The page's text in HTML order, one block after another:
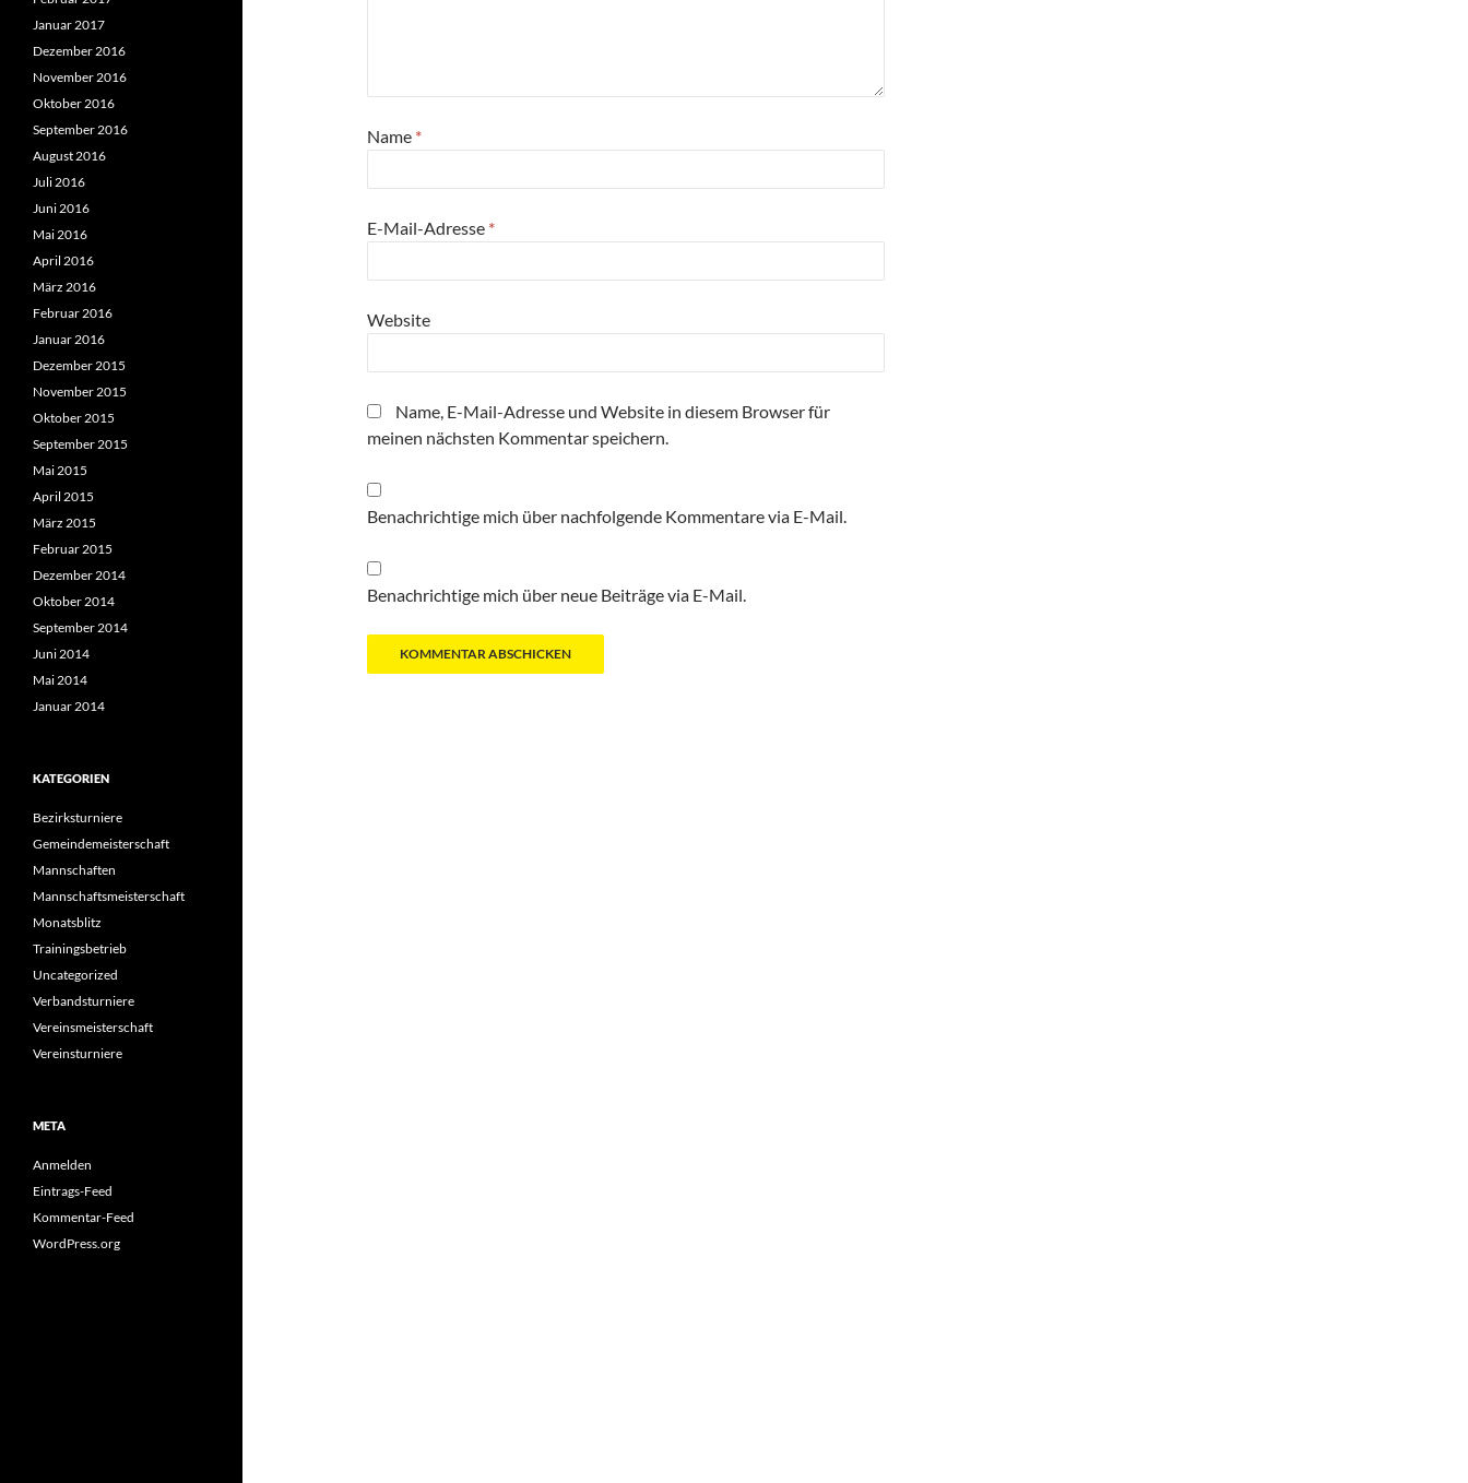
Name *
E-Mail-Adresse *
Website
Name, E-Mail-Adresse und Website in diesem Browser für
meinen nächsten Kommentar speichern.
Benachrichtige mich über nachfolgende Kommentare via E-Mail.
Benachrichtige mich über neue Beiträge via E-Mail.
Januar 2017
Dezember 2016
November 2016
Oktober 2016
September 2016
August 2016
Juli 2016
Juni 2016
Mai 2016
April 2016
März 2016
Februar 2016
Januar 2016
Dezember 2015
November 2015
Oktober 2015
September 2015
Mai 2015
April 2015
März 2015
Februar 2015
Dezember 2014
Oktober 2014
September 2014
Juni 2014
Mai 2014
Januar 2014
KATEGORIEN
Bezirksturniere
Gemeindemeisterschaft
Mannschaften
Mannschaftsmeisterschaft
Monatsblitz
Trainingsbetrieb
Uncategorized
Verbandsturniere
Vereinsmeisterschaft
Vereinsturniere
META
Anmelden
Eintrags-Feed
Kommentar-Feed
WordPress.org